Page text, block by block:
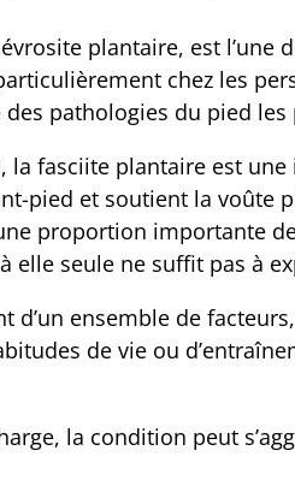
plantaire, est l’une
chez les
des pathologies du pied
la fasciite plantaire est
pied et soutient la voûte
proportion importante
elle seule ne suffit pas à
d’un ensemble de
de vie ou
la condition peut